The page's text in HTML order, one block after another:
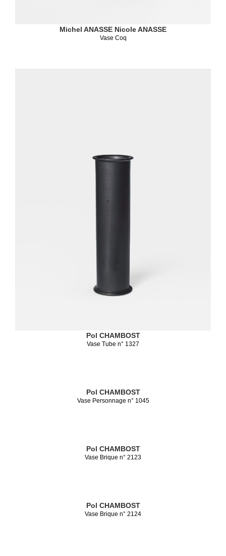
Michel ANASSE Nicole ANASSE
Vase Coq
Pol CHAMBOST
Vase Tube n° 1327
Pol CHAMBOST
Vase Personnage n° 1045
Pol CHAMBOST
Vase Brique n° 2123
Pol CHAMBOST
Vase Brique n° 2124